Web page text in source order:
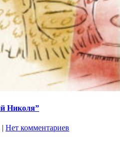
Николя”
| Нет комментариев